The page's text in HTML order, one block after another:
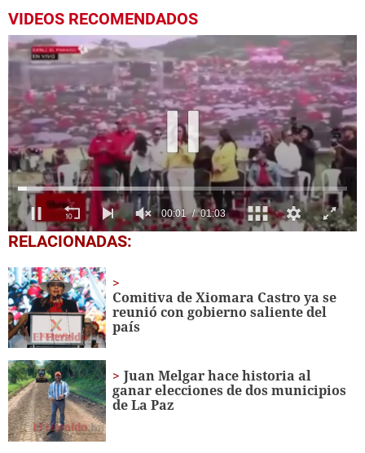
VIDEOS RECOMENDADOS
0
seconds
1
minute,
3
seconds
00:02 01:03
RELACIONADAS:
Comitiva de Xiomara Castro ya se
reunió con gobierno saliente del
país
Juan Melgar hace historia al
ganar elecciones de dos municipios
de La Paz